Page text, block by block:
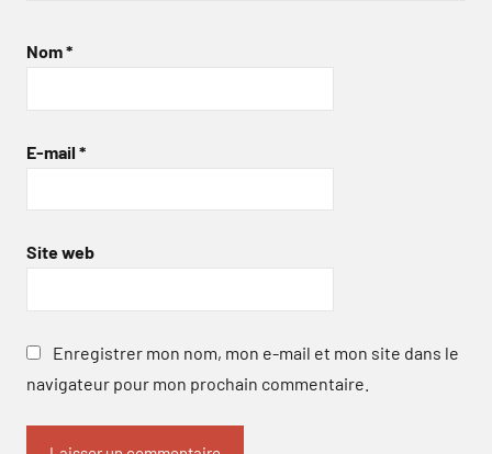
Nom*
E-mail *
Site web
Enregistrer mon nom, mon e-mail et mon site dans le
navigateur pour mon prochain commentaire.